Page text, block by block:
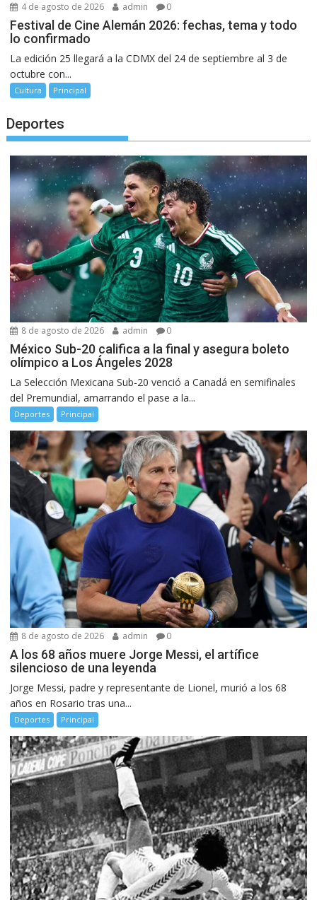
4 de agosto de 2026 admin 0
Festival de Cine Alemán 2026: fechas, tema y todo
lo confirmado
La edición 25 llegará a la CDMX del 24 de septiembre al 3 de
octubre con...
Cultura Principal
Deportes
8 de agosto de 2026 admin 0
México Sub-20 califica a la final y asegura boleto
olímpico a Los Ángeles 2028
La Selección Mexicana Sub-20 venció a Canadá en semifinales
del Premundial, amarrando el pase a la...
Deportes Principal
8 de agosto de 2026 admin 0
A los 68 años muere Jorge Messi, el artífice
silencioso de una leyenda
Jorge Messi, padre y representante de Lionel, murió a los 68
años en Rosario tras una...
Deportes Principal